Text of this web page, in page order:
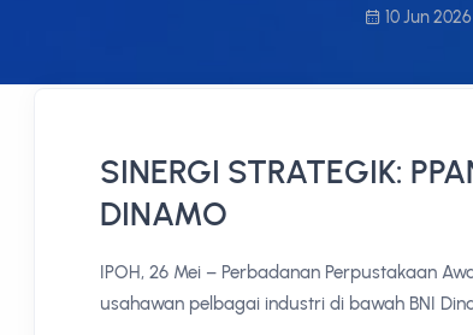
10 Jun 2026
SINERGI STRATEGIK:
DINAMO
IPOH, 26 Mei – Perbadanan Perpustakaan
usahawan pelbagai industri di bawah BNI